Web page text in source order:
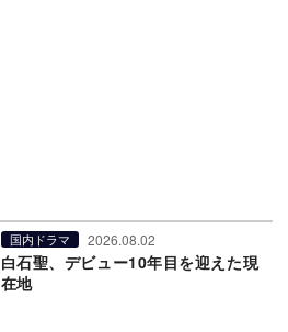
国内ドラマ 2026.08.02
白石聖、デビュー10年目を迎えた現
在地